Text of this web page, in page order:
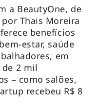
a BeautyOne, de
Thais Moreira
benefícios
estar, saúde
em
2 mil
– como salões,
recebeu R$ 8